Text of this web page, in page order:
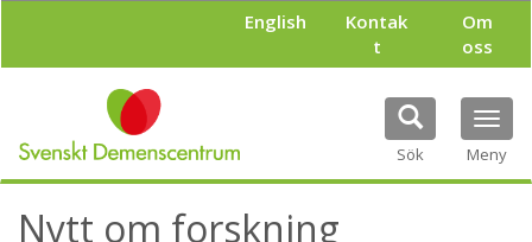
l
English
Kontak
t
Om
oss
Sök Meny
Nytt om forskning